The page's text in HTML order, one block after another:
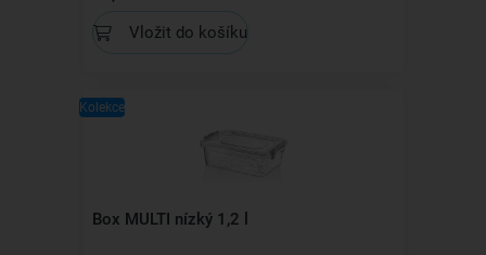
Vložit do košíku
Kolekce
Box MULTI nízký 1,2 l